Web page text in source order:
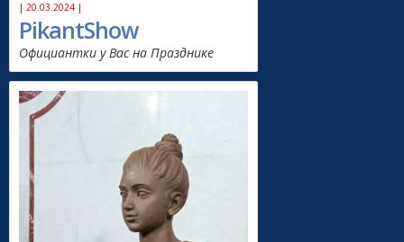
| 20.03.2024 |
PikantShow
Официантки у Вас на Празднике